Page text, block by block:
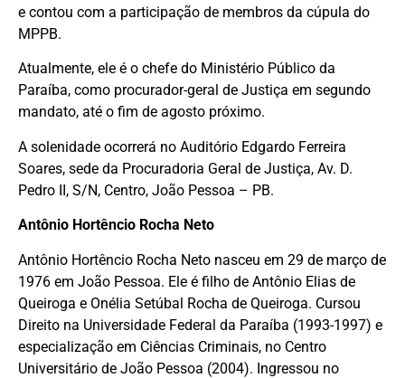
e contou com a participação de membros da cúpula do
MPPB.
Atualmente, ele é o chefe do Ministério Público da
Paraíba, como procurador-geral de Justiça em segundo
mandato, até o fim de agosto próximo.
A solenidade ocorrerá no Auditório Edgardo Ferreira
Soares, sede da Procuradoria Geral de Justiça, Av. D.
Pedro II, S/N, Centro, João Pessoa – PB.
Antônio Hortêncio Rocha Neto
Antônio Hortêncio Rocha Neto nasceu em 29 de março de
1976 em João Pessoa. Ele é filho de Antônio Elias de
Queiroga e Onélia Setúbal Rocha de Queiroga. Cursou
Direito na Universidade Federal da Paraíba (1993-1997) e
especialização em Ciências Criminais, no Centro
Universitário de João Pessoa (2004). Ingressou no